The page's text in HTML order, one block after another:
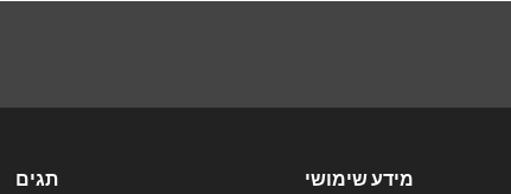
מידע שימושי
תגים